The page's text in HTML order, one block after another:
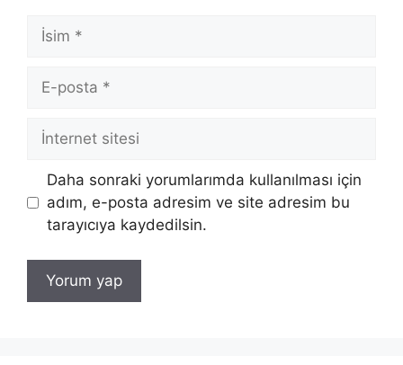
İsim
posta
İnternet
Daha sonraki yorumlarımda kullanılması için
adım, e-posta adresim ve site adresim bu
tarayıcıya kaydedilsin.